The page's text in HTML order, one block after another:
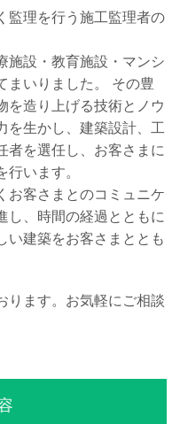
監理を行う施工監理者の
施設・教育施設・マンシ
まいりました。 その豊
を造り上げる技術とノウ
を生かし、建築設計、工
者を選任し、お客さまに
います。
お客さまとのコミュニケ
し、時間の経過とともに
い建築をお客さまととも
ります。お気軽にご相談